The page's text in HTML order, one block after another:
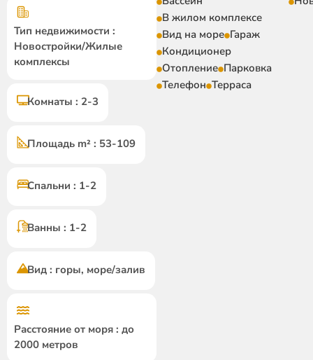
Тип недвижимости :
Новостройки/Жилые
комплексы
Комнаты : 2-3
Площадь m² : 53-109
Спальни : 1-2
Ванны : 1-2
Вид : горы, море/залив
Расстояние от моря : до
2000 метров
В жилом комплексе
Вид на море Гараж
Кондиционер
Отопление Парковка
Телефон Терраса